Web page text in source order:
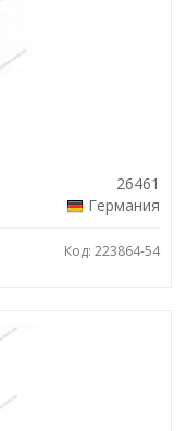
26461
Германия
Код: 223864-54